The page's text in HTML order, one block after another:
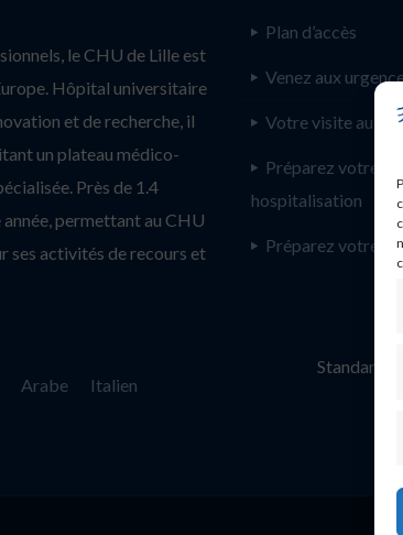
le CHU de Lille est
Hôpital universitaire
et de recherche, il
un plateau médico-
Près de 1.4
permettant au CHU
ses activités de recours et
Arabe Italien
Plan d’accès
Venez aux
Votre visite au
Préparez votre
hospitalisation
Préparez votre
Standard :